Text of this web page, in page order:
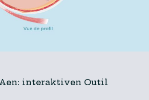
interaktiven Outil